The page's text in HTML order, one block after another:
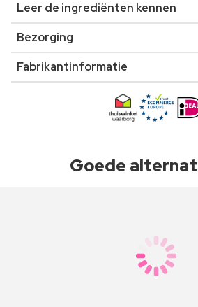
Leer de ingrediënten kennen
Bezorging
Fabrikantinformatie
Goede